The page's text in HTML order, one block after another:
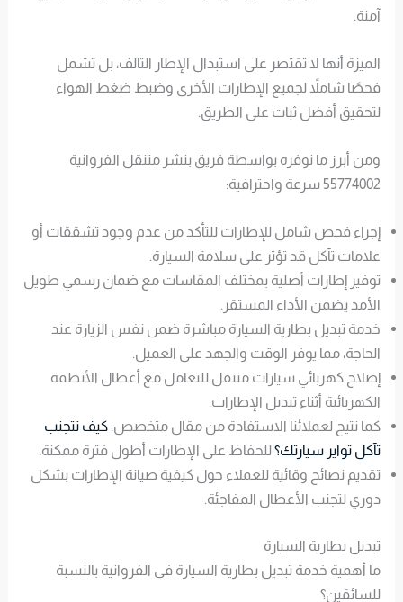
آمنة.
الميزة أنها لا تقتصر على استبدال الإطار التالف، بل تشمل
فحصًا شاملاً لجميع الإطارات الأخرى وضبط ضغط الهواء
لتحقيق أفضل ثبات على الطريق.
ومن أبرز ما نوفره بواسطة فريق بنشر متنقل الفروانية
55774002 سرعة واحترافية:
إجراء فحص شامل للإطارات للتأكد من عدم وجود تشققات أو
علامات تآكل قد تؤثر على سلامة السيارة.
توفير إطارات أصلية بمختلف المقاسات مع ضمان رسمي طويل
الأمد يضمن الأداء المستقر.
خدمة تبديل بطارية السيارة مباشرة ضمن نفس الزيارة عند
الحاجة، مما يوفر الوقت والجهد على العميل.
إصلاح كهربائي سيارات متنقل للتعامل مع أعطال الأنظمة
الكهربائية أثناء تبديل الإطارات.
كما نتيح لعملائنا الاستفادة من مقال متخصص:كيف تتجنب
تآكل تواير سيارتك؟ للحفاظ على الإطارات أطول فترة ممكنة.
تقديم نصائح وقائية للعملاء حول كيفية صيانة الإطارات بشكل
دوري لتجنب الأعطال المفاجئة.
تبديل بطارية السيارة
ما أهمية خدمة تبديل بطارية السيارة في الفروانية بالنسبة
للسائقين؟